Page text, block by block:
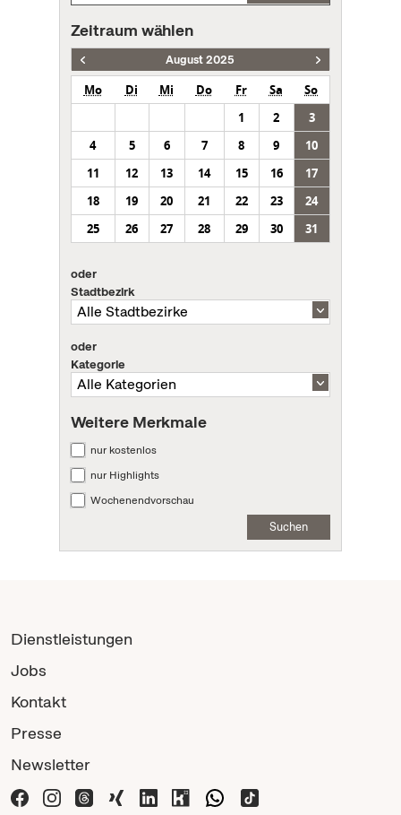
Zeitraum wählen
August 2025
Mo Di Mi Do Fr Sa
So
1
2
3
4
5 6 7 8 9
10
11
12 13 14 15 16
17
18
19 20 21 22 23
24
25
26 27 28 29 30 31
oder
Stadtbezirk
oder
Kategorie
Weitere Merkmale
nur kostenlos
nur Highlights
Wochenendvorschau
Suchen
Dienstleistungen
Jobs
Kontakt
Presse
Newsletter